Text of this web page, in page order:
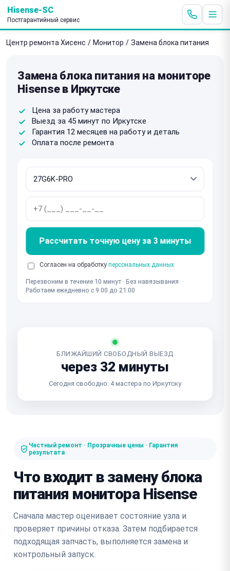
Hisense-SC
Постгарантийный сервис
Центр ремонта Хисенс / Монитор / Замена блока питания
Замена блока питания на мониторе
Hisense в Иркутске
Цена за работу мастера
Выезд за 45 минут по Иркутске
Гарантия 12 месяцев на работу и деталь
Оплата после ремонта
Рассчитать точную цену за 3 минуты
Согласен на обработку персональных данных
Перезвоним в течение 10 минут · Без навязывания ·
Работаем ежедневно с 9:00 до 21:00
БЛИЖАЙШИЙ СВОБОДНЫЙ ВЫЕЗД
через 32 минуты
Сегодня свободно: 4 мастера по Иркутску
Честный ремонт · Прозрачные цены · Гарантия
результата
Что входит в замену блока
питания монитора Hisense
Сначала мастер оценивает состояние узла и
проверяет причины отказа. Затем подбирается
подходящая запчасть, выполняется замена и
контрольный запуск.